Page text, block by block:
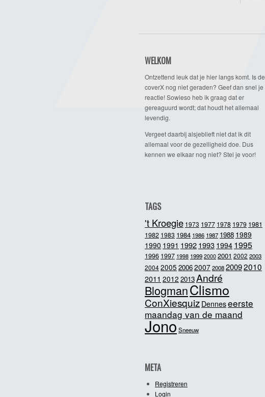
WELKOM
Ontzettend leuk dat je hier langs komt. Is de
coverX nog niet geraden? Geef dan snel je
reactie! Sowieso heb ik graag dat er
gereaguurd wordt; dat houdt het allemaal
levendig.
Vergeet daarbij alsjeblieft niet dat ik dit
allemaal voor de gezelligheid doe. Dus
kennen we elkaar nog niet? Stel je voor!
TAGS
't Kroegie 1973 1977 1978 1979 1981
1982 1983 1984 1986 1987 1988 1989
1990 1991 19921993 1994 1995
1996 1997 1998 1999 2000 2001 2002 2003
20042005 20062007200820092010
2011 2012 2013André
BlogmanClismo
ConXiesquiz Denneseerste
maandag van de maand
JonoSneeuw
META
Registreren
Login